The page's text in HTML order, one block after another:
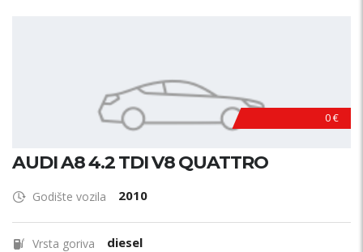
0 €
AUDI A8 4.2 TDI V8 QUATTRO
Godište vozila 2010
Vrsta goriva diesel